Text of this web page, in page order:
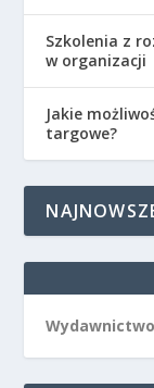
Szkolenia z
w organizacji
Jakie
targowe?